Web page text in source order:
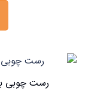
رست چوبی